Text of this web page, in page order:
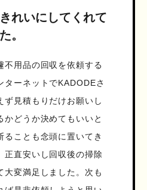
れいにしてくれて
。
不用品の回収を依頼する
ターネットでKADODEさ
ず見積もりだけお願いし
かどうか決めてもいいと
ることも念頭に置いてき
正直安いし回収後の掃除
大変満足しました。次も